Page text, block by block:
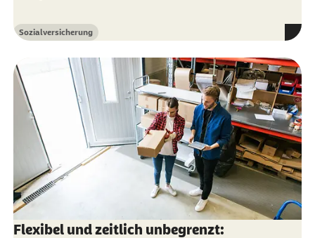
Kategorie
Sozialversicherung
Flexibel und zeitlich unbegrenzt: